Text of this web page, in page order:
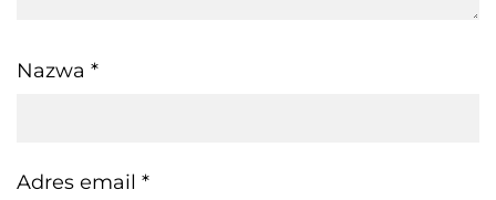
Nazwa *
Adres email *